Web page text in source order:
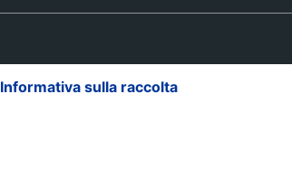
Informativa sulla raccolta